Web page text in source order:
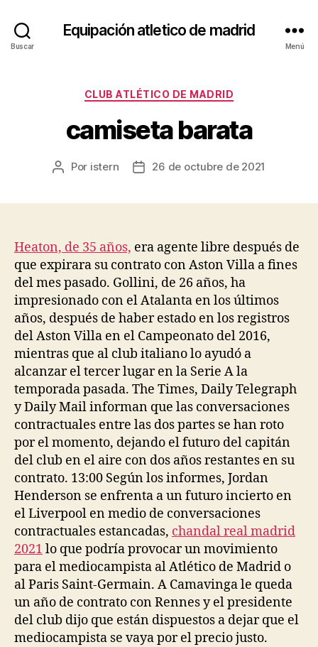
Buscar
Equipación atletico de madrid
Menú
Categorías
CLUB ATLÉTICO DE MADRID
camiseta barata
Autor
Por istern
Fecha26 de octubre de 2021
Heaton, de 35 años, era agente libre después de
que expirara su contrato con Aston Villa a fines
del mes pasado. Gollini, de 26 años, ha
impresionado con el Atalanta en los últimos
años, después de haber estado en los registros
del Aston Villa en el Campeonato del 2016,
mientras que al club italiano lo ayudó a
alcanzar el tercer lugar en la Serie A la
temporada pasada. The Times, Daily Telegraph
y Daily Mail informan que las conversaciones
contractuales entre las dos partes se han roto
por el momento, dejando el futuro del capitán
del club en el aire con dos años restantes en su
contrato. 13:00 Según los informes, Jordan
Henderson se enfrenta a un futuro incierto en
el Liverpool en medio de conversaciones
contractuales estancadas, chandal real madrid
2021 lo que podría provocar un movimiento
para el mediocampista al Atlético de Madrid o
al Paris Saint-Germain. A Camavinga le queda
un año de contrato con Rennes y el presidente
del club dijo que están dispuestos a dejar que el
mediocampista se vaya por el precio justo.